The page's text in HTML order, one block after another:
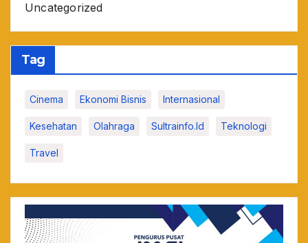
Uncategorized
Tag
Cinema Ekonomi Bisnis Internasional
Kesehatan Olahraga Sultrainfo.id Teknologi
Travel